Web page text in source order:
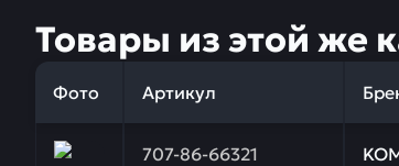
Товары из этой же
Фото Артикул
707-86-66321
Заказывая запчасти у нас, вы